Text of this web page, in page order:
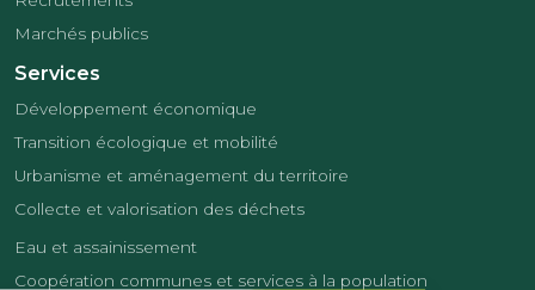
Marchés publics
Services
Développement économique
Transition écologique et mobilité
Urbanisme et aménagement du territoire
Collecte et valorisation des déchets
Eau et assainissement
Coopération communes et services à la population